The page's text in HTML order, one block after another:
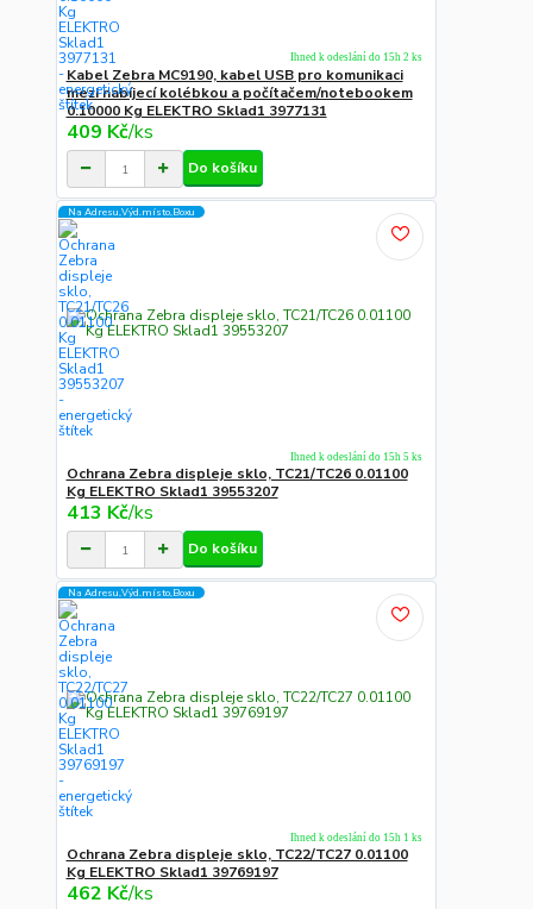
Kabel Zebra MC9190, kabel USB pro komunikaci
mezi nabíjecí kolébkou a počítačem/notebookem
0.10000 Kg ELEKTRO Sklad1 3977131
409 Kč/ks
Ihned k odeslání do 15h 2 ks
Do košíku
Na Adresu,Výd.místo,Boxu
Ochrana Zebra displeje sklo, TC21/TC26 0.01100
Kg ELEKTRO Sklad1 39553207
413 Kč/ks
Ihned k odeslání do 15h 5 ks
Do košíku
Na Adresu,Výd.místo,Boxu
Ochrana Zebra displeje sklo, TC22/TC27 0.01100
Kg ELEKTRO Sklad1 39769197
462 Kč/ks
Ihned k odeslání do 15h 1 ks